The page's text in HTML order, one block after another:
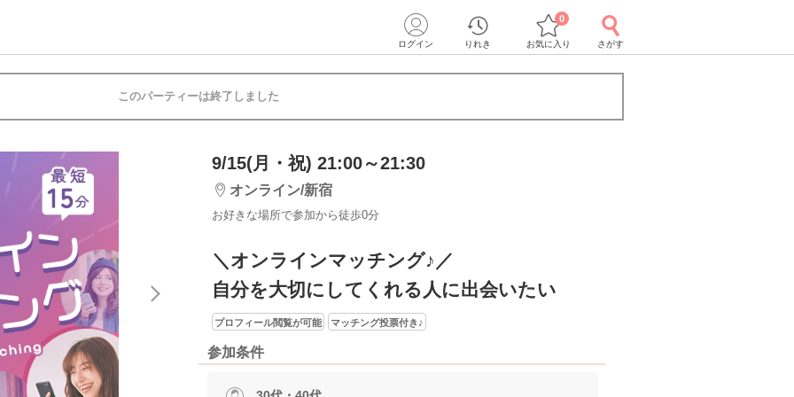
ログイン りれき お気に入り
0
さがす
このパーティーは終了しました
9/15(月・祝) 21:00～21:30
オンライン/新宿
お好きな場所で参加から徒歩0分
＼オンラインマッチング♪／
自分を大切にしてくれる人に出会いたい
プロフィール閲覧が可能 マッチング投票付き♪
参加条件